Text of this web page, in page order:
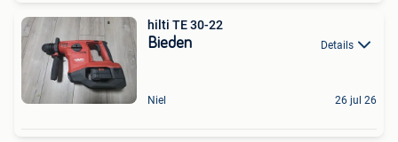
hilti TE 30-22
Bieden Details
Niel 26 jul 26